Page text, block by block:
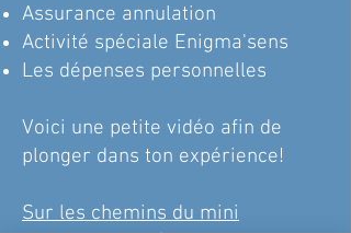
Assurance annulation
Activité spéciale Enigma'sens
Les dépenses personnelles
Voici une petite vidéo afin de
plonger dans ton expérience!
Sur les chemins du mini